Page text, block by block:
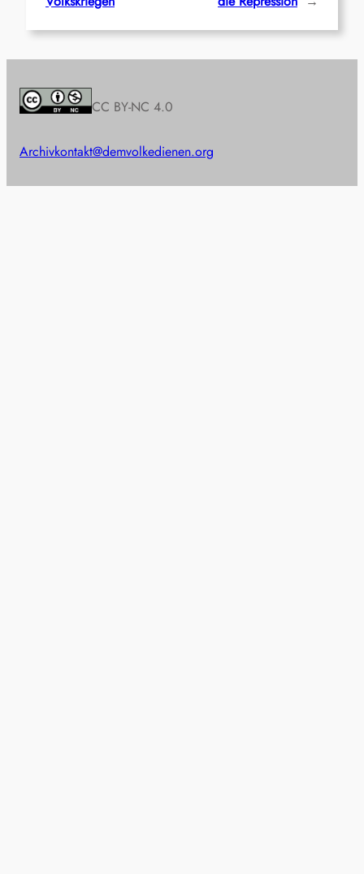
CC BY-NC 4.0
Archivkontakt@demvolkedienen.org